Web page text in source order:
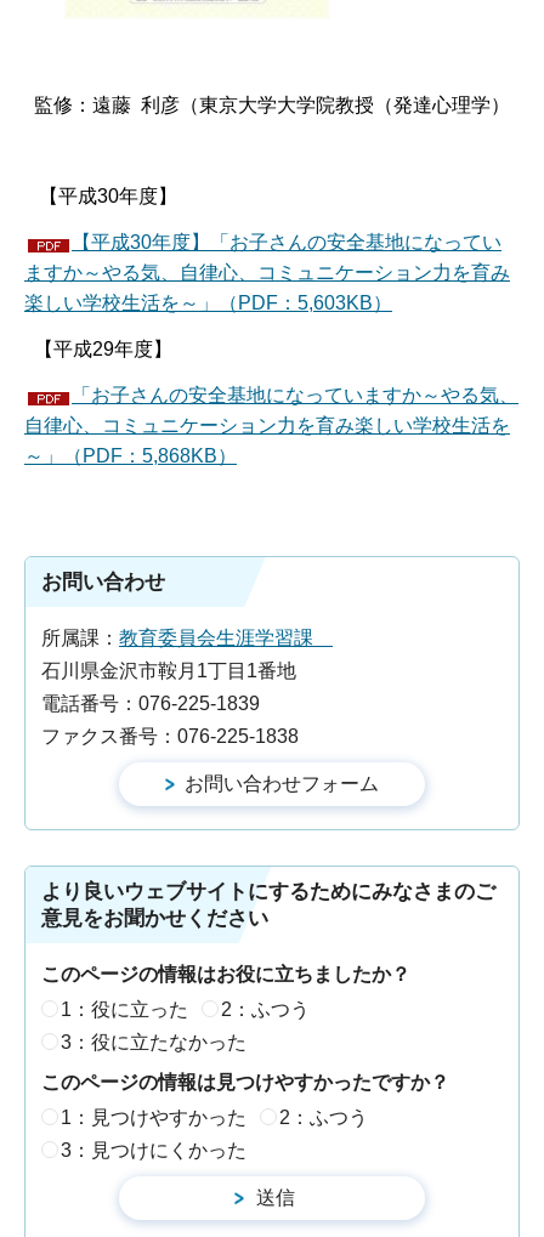
監修：遠藤 利彦（東京大学大学院教授（発達心理学）
【平成30年度】
【平成30年度】「お子さんの安全基地になってい
ますか～やる気、自律心、コミュニケーション力を育み
楽しい学校生活を～」（PDF：5,603KB）
【平成29年度】
「お子さんの安全基地になっていますか～やる気、
自律心、コミュニケーション力を育み楽しい学校生活を
～」（PDF：5,868KB）
お問い合わせ
所属課： 教育委員会生涯学習課
石川県金沢市鞍月1丁目1番地
電話番号：076-225-1839
ファクス番号：076-225-1838
より良いウェブサイトにするためにみなさまのご
意見をお聞かせください
このページの情報はお役に立ちましたか？
1：役に立った
2：ふつう
3：役に立たなかった
このページの情報は見つけやすかったですか？
1：見つけやすかった
2：ふつう
3：見つけにくかった